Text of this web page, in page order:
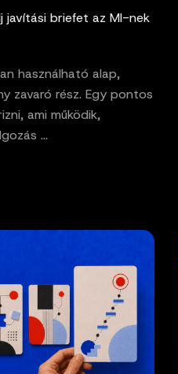
javítási briefet az MI-nek
használható alap,
zavaró rész. Egy pontos
ami működik,
...